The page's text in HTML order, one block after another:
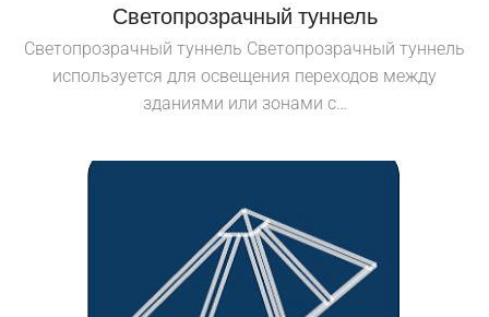
Светопрозрачный туннель
Светопрозрачный туннель Светопрозрачный туннель
используется для освещения переходов между
зданиями или зонами с…